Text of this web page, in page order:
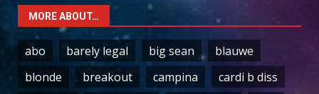
MORE ABOUT…
abo barely legal big sean
blauwe
blonde
breakout campina
cardi b diss